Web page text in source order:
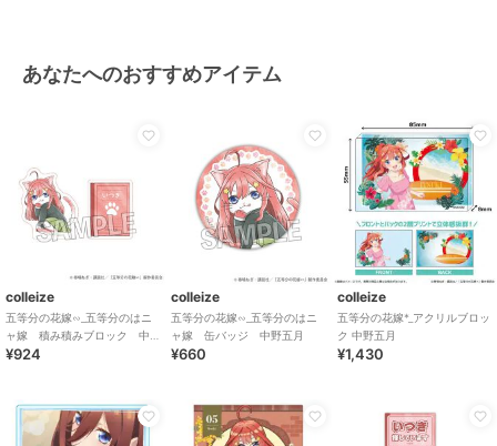
あなたへのおすすめアイテム
colleize
五等分の花嫁∽_五等分のはニ
ャ嫁 積み積みブロック 中
野五月
¥924
colleize
五等分の花嫁∽_五等分のはニ
ャ嫁 缶バッジ 中野五月
¥660
colleize
五等分の花嫁*_アクリルブロッ
ク 中野五月
¥1,430